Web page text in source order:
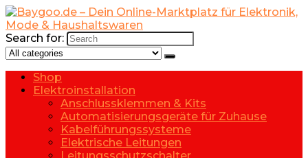
Search for:
Shop
Elektroinstallation
Anschlussklemmen & Kits
Automatisierungsgeräte für Zuhause
Kabelführungssysteme
Elektrische Leitungen